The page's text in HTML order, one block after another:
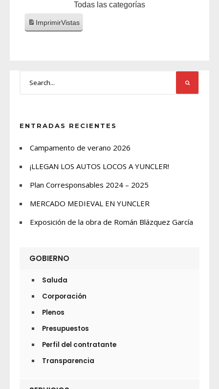
Todas las categorías
ImprimirVistas
ENTRADAS RECIENTES
Campamento de verano 2026
¡LLEGAN LOS AUTOS LOCOS A YUNCLER!
Plan Corresponsables 2024 – 2025
MERCADO MEDIEVAL EN YUNCLER
Exposición de la obra de Román Blázquez García
GOBIERNO
Saluda
Corporación
Plenos
Presupuestos
Perfil del contratante
Transparencia